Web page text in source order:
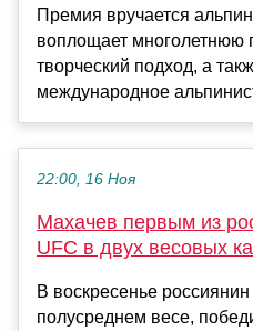
Премия вручается
воплощает многолетнюю
творческий подход, а
международное
22:00, 16 Ноя
Махачев первым из
UFC в двух весовых
В воскресенье
полусреднем весе,